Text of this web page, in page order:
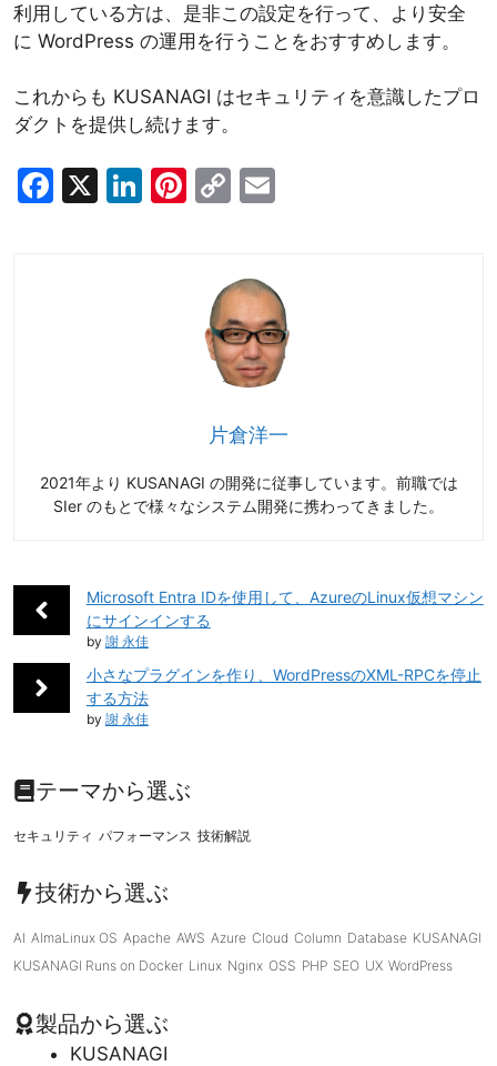
利用している方は、是非この設定を行って、より安全
に WordPress の運用を行うことをおすすめします。
これからも KUSANAGI はセキュリティを意識したプロ
ダクトを提供し続けます。
F
X
Li Pi
st
C
y
Li
n
k
l
片倉洋一
2021年より KUSANAGI の開発に従事しています。前職では
SIer のもとで様々なシステム開発に携わってきました。
Microsoft Entra IDを使用して、AzureのLinux仮想マシン
にサインインする
by 謝 永佳
小さなプラグインを作り、WordPressのXML-RPCを停止
する方法
by 謝 永佳
テーマから選ぶ
セキュリティ パフォーマンス 技術解説
技術から選ぶ
AI AlmaLinux OS Apache AWS Azure Cloud Column Database KUSANAGI
KUSANAGI Runs on Docker Linux Nginx OSS PHP SEO UX WordPress
製品から選ぶ
KUSANAGI